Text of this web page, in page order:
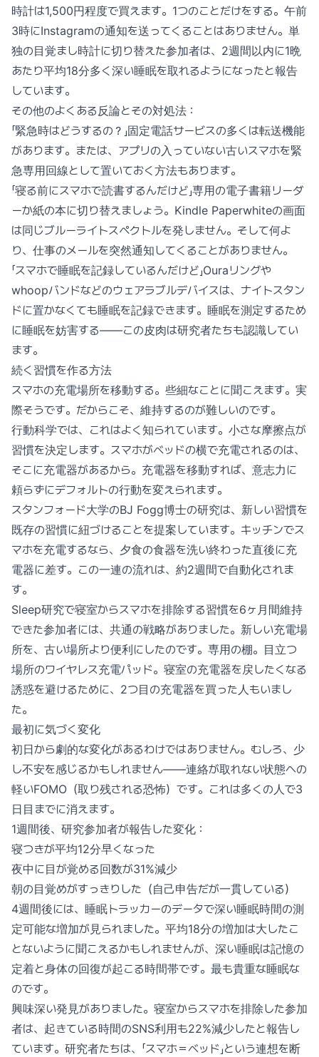
時計は1,500円程度で買えます。1つのことだけをする。午前
3時にInstagramの通知を送ってくることはありません。単
独の目覚まし時計に切り替えた参加者は、2週間以内に1晩
あたり平均18分多く深い睡眠を取れるようになったと報告
しています。
その他のよくある反論とその対処法：
「緊急時はどうするの？」固定電話サービスの多くは転送機能
があります。または、アプリの入っていない古いスマホを緊
急専用回線として置いておく方法もあります。
「寝る前にスマホで読書するんだけど」専用の電子書籍リーダ
ーか紙の本に切り替えましょう。Kindle Paperwhiteの画面
は同じブルーライトスペクトルを発しません。そして何よ
り、仕事のメールを突然通知してくることがありません。
「スマホで睡眠を記録しているんだけど」Ouraリングや
whoopバンドなどのウェアラブルデバイスは、ナイトスタン
ドに置かなくても睡眠を記録できます。睡眠を測定するため
に睡眠を妨害する——この皮肉は研究者たちも認識してい
ます。
続く習慣を作る方法
スマホの充電場所を移動する。些細なことに聞こえます。実
際そうです。だからこそ、維持するのが難しいのです。
行動科学では、これはよく知られています。小さな摩擦点が
習慣を決定します。スマホがベッドの横で充電されるのは、
そこに充電器があるから。充電器を移動すれば、意志力に
頼らずにデフォルトの行動を変えられます。
スタンフォード大学のBJ Fogg博士の研究は、新しい習慣を
既存の習慣に紐づけることを提案しています。キッチンでス
マホを充電するなら、夕食の食器を洗い終わった直後に充
電器に差す。この一連の流れは、約2週間で自動化されま
す。
Sleep研究で寝室からスマホを排除する習慣を6ヶ月間維持
できた参加者には、共通の戦略がありました。新しい充電場
所を、古い場所より便利にしたのです。専用の棚。目立つ
場所のワイヤレス充電パッド。寝室の充電器を戻したくなる
誘惑を避けるために、2つ目の充電器を買った人もいまし
た。
最初に気づく変化
初日から劇的な変化があるわけではありません。むしろ、少
し不安を感じるかもしれません——連絡が取れない状態への
軽いFOMO（取り残される恐怖）です。これは多くの人で3
日目までに消えます。
1週間後、研究参加者が報告した変化：
寝つきが平均12分早くなった
夜中に目が覚める回数が31%減少
朝の目覚めがすっきりした（自己申告だが一貫している）
4週間後には、睡眠トラッカーのデータで深い睡眠時間の測
定可能な増加が見られました。平均18分の増加は大したこ
とないように聞こえるかもしれませんが、深い睡眠は記憶の
定着と身体の回復が起こる時間帯です。最も貴重な睡眠な
のです。
興味深い発見がありました。寝室からスマホを排除した参加
者は、起きている時間のSNS利用も22%減少したと報告し
ています。研究者たちは、「スマホ＝ベッド」という連想を断